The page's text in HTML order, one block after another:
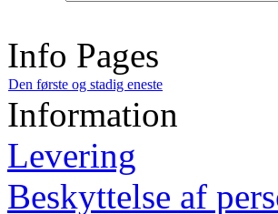
Info Pages
Den første og stadig eneste
Information
Levering
Beskyttelse af